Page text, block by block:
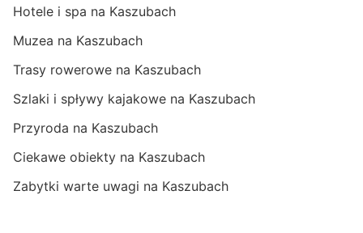
Hotele i spa na Kaszubach
Muzea na Kaszubach
Trasy rowerowe na Kaszubach
Szlaki i spływy kajakowe na Kaszubach
Przyroda na Kaszubach
Ciekawe obiekty na Kaszubach
Zabytki warte uwagi na Kaszubach